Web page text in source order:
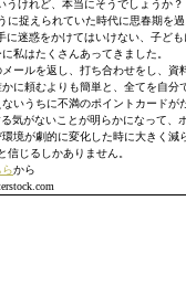
けれど、本当にそうでしょうか
捉えられていた時代に思春期を
迷惑をかけてはいけない、子ど
私はたくさんあってきました。
ールを返し、打ち合わせをし、資
に頼むよりも簡単と、全てを自
いうちに不満のポイントカードが
がないことが明らかになって、
境が劇的に変化した時に大きく
じるしかありません。
らから